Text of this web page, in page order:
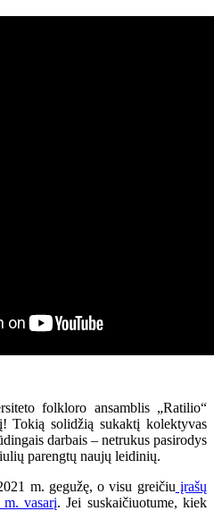
folkloro ansamblis „Ratilio“
Tokią solidžią sukaktį kolektyvas
darbais – netrukus pasirodys
parengtų naujų leidinių.
m. gegužę, o visu greičiuįrašų
vasarį. Jei suskaičiuotume, kiek